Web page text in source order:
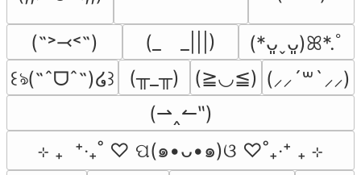
(˶˃⤙˂˶) (_　_|||)
(*ᴗ͈ˬᴗ͈)ꕤ*.ﾟ
꒰ঌ(˶ˆᗜˆ˵)໒꒱
(╥_╥) (≧◡≦) (⸝⸝´꒳`⸝⸝)
(⇀‸↼‶)
⊹ ₊  ⁺‧₊˚ ♡ ପ(๑•ᴗ•๑)ଓ ♡˚₊‧⁺ ₊ ⊹